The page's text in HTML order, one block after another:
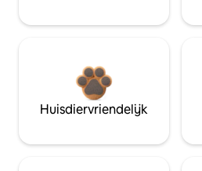
Huisdiervriendelijk